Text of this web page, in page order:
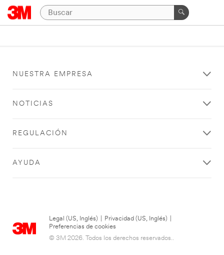
NUESTRA EMPRESA
NOTICIAS
REGULACIÓN
AYUDA
Legal (US, Inglés) Privacidad (US, Inglés)
Preferencias de cookies
© 3M 2026. Todos los derechos reservados..